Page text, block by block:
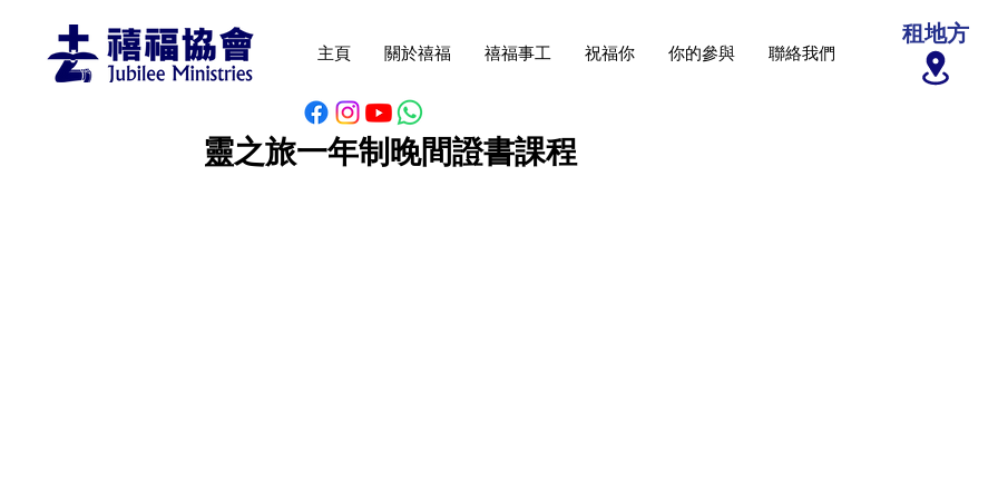
主頁 關於禧福 禧福事工 祝福你 你的參與 聯絡我們
租地方
靈之旅一年制晚間證書課程